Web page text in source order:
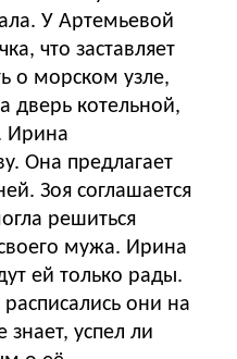
У Артемьевой
что заставляет
о морском узле,
дверь котельной,
Ирина
Она предлагает
Зоя соглашается
решиться
мужа. Ирина
ей только рады.
расписались они на
успел ли